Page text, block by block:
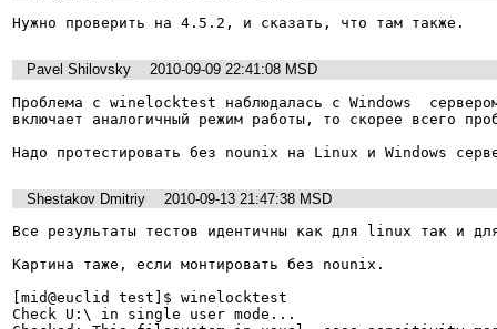
Нужно проверить на 4.5.2, и сказать, что там также.
Pavel Shilovsky
2010-09-09 22:41:08 MSD
Проблема с winelocktest наблюдалась с Windows
включает аналогичный режим работы, то скорее всего
Надо протестировать без nounix на Linux и Windows
Shestakov Dmitriy
2010-09-13 21:47:38 MSD
Все результаты тестов идентичны как для linux так и
Картина таже, если монтировать без nounix.
[mid@euclid test]$ winelocktest
Check U:\ in single user mode...